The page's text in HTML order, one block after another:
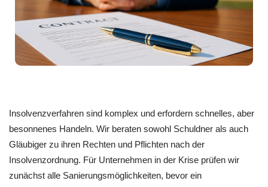
Insolvenzverfahren sind komplex und erfordern schnelles, aber
besonnenes Handeln. Wir beraten sowohl Schuldner als auch
Gläubiger zu ihren Rechten und Pflichten nach der
Insolvenzordnung. Für Unternehmen in der Krise prüfen wir
zunächst alle Sanierungsmöglichkeiten, bevor ein